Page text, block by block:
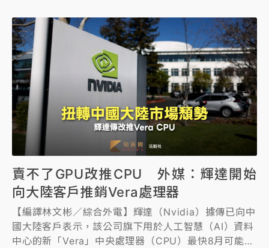
賣不了GPU改推CPU 外媒：輝達開始
向大陸客戶推銷Vera處理器
【編譯林文彬／綜合外電】輝達（Nvidia）據傳已向中
國大陸客戶表示，該公司旗下用於人工智慧（AI）資料
中心的新「Vera」中央處理器（CPU）最快8月可能開